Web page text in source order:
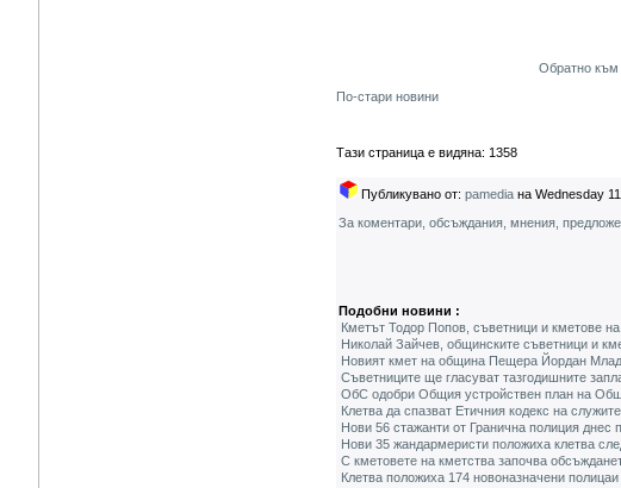
Обратно към
По-стари новини
Тази страница е видяна: 1358
Публикувано от: pamedia на Wednesday
За коментари, обсъждания, мнения,
Подобни новини :
Кметът Тодор Попов, съветници и кметове
Николай Зайчев, общинските съветници и
Новият кмет на община Пещера Йордан
Съветниците ще гласуват тазгодишните
ОбС одобри Общия устройствен план на
Клетва да спазват Етичния кодекс на
Нови 56 стажанти от Гранична полиция днес
Нови 35 жандармеристи положиха клетва
С кметовете на кметства започва
Клетва положиха 174 новоназначени